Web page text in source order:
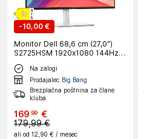
-10,00 €
Monitor Dell 68,6 cm (27,0")
S2725HSM 1920x1080 144Hz
IPS 1ms 2xHDMI Pivot Zvočniki
2x3W sRGB99% FreeSync
Na zalogi
Prodajalec Big Bang
Brezplačna poštnina za člane
kluba
169 99 €
179,99 €
ali od 12,90 € / mesec